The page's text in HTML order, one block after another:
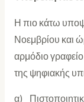
Η πιο κάτω
Νοεμβρίου και
αρμόδιο
της ψηφιακής
α)